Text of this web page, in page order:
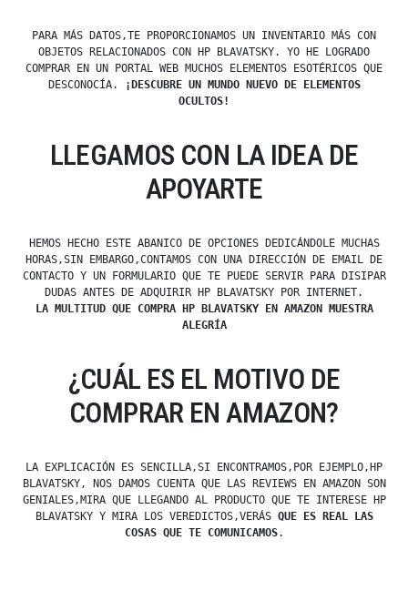
PARA MÁS DATOS,TE PROPORCIONAMOS UN INVENTARIO MÁS CON
OBJETOS RELACIONADOS CON HP BLAVATSKY. YO HE LOGRADO
COMPRAR EN UN PORTAL WEB MUCHOS ELEMENTOS ESOTÉRICOS QUE
DESCONOCÍA.
¡DESCUBRE UN MUNDO NUEVO DE ELEMENTOS
OCULTOS!
LLEGAMOS CON LA IDEA DE
APOYARTE
HEMOS HECHO ESTE ABANICO DE OPCIONES DEDICÁNDOLE MUCHAS
HORAS,SIN EMBARGO,CONTAMOS CON UNA DIRECCIÓN DE EMAIL DE
CONTACTO Y UN FORMULARIO QUE TE PUEDE SERVIR PARA DISIPAR
DUDAS ANTES DE ADQUIRIR HP BLAVATSKY POR INTERNET.
LA MULTITUD QUE COMPRA HP BLAVATSKY EN AMAZON MUESTRA
ALEGRÍA
¿CUÁL ES EL MOTIVO DE
COMPRAR EN AMAZON?
LA EXPLICACIÓN ES SENCILLA,SI ENCONTRAMOS,POR EJEMPLO,HP
BLAVATSKY, NOS DAMOS CUENTA QUE LAS REVIEWS EN AMAZON SON
GENIALES,MIRA QUE LLEGANDO AL PRODUCTO QUE TE INTERESE HP
BLAVATSKY Y MIRA LOS VEREDICTOS,VERÁS QUE ES REAL LAS
COSAS QUE TE COMUNICAMOS.